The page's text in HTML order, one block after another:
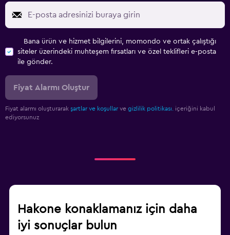
Bana ürün ve hizmet bilgilerini, momondo ve ortak çalıştığı
siteler üzerindeki muhteşem fırsatları ve özel teklifleri e-posta
ile gönder.
Fiyat Alarmı Oluştur
Fiyat alarmı oluşturarak şartlar ve koşullar ve gizlilik politikası.
içeriğini kabul
ediyorsunuz
Hakone konaklamanız için daha
iyi sonuçlar bulun